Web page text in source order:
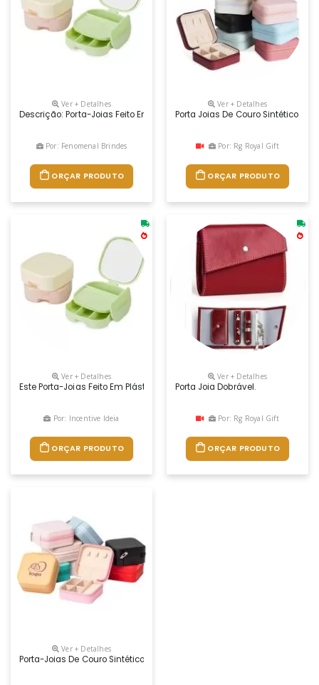
Ver + Detalhes
Descrição: Porta-Joias Feito Em Plástico Com Espelho Sem Aumento
Por: Fenomenal Brindes
ORÇAR PRODUTO
Ver + Detalhes
Porta Joias De Couro Sintético
Por: Rg Royal Gift
ORÇAR PRODUTO
Ver + Detalhes
Este Porta-Joias Feito Em Plástico É Uma Ótima Opção Para Guardar
Por: Incentive Ideia
ORÇAR PRODUTO
Ver + Detalhes
Porta Joia Dobrável.
Por: Rg Royal Gift
ORÇAR PRODUTO
Ver + Detalhes
Porta-Joias De Couro Sintético Com Revestimento Aveludado. Cada